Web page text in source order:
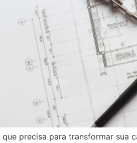
precisa para transformar sua